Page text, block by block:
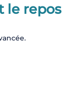
le repos